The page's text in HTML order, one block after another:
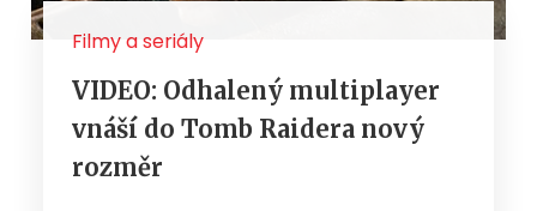
Filmy a seriály
VIDEO: Odhalený multiplayer
vnáší do Tomb Raidera nový
rozměr